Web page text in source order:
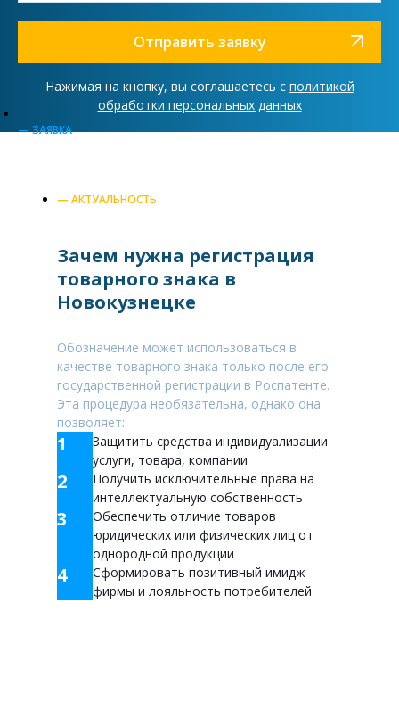
— ЗАЯВКА
Отправить заявку
Нажимая на кнопку, вы соглашаетесь с политикой
обработки персональных данных
— АКТУАЛЬНОСТЬ
Зачем нужна регистрация
товарного знака в
Новокузнецке
Обозначение может использоваться в
качестве товарного знака только после его
государственной регистрации в Роспатенте.
Эта процедура необязательна, однако она
позволяет:
1
Защитить средства индивидуализации
услуги, товара, компании
2
Получить исключительные права на
интеллектуальную собственность
3
Обеспечить отличие товаров
юридических или физических лиц от
однородной продукции
4
Сформировать позитивный имидж
фирмы и лояльность потребителей